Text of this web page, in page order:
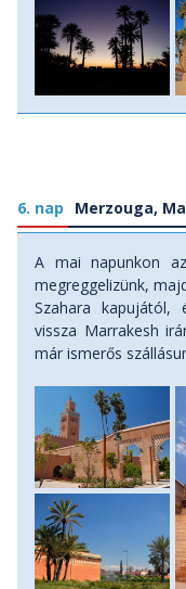
6. nap Merzouga,
A mai napunkon
megreggelizünk,
Szahara kapujától,
vissza Marrakesh
már ismerős